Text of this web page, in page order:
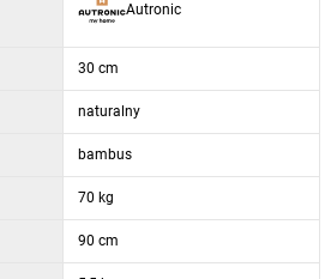
Autronic
30 cm
naturalny
bambus
70 kg
90 cm